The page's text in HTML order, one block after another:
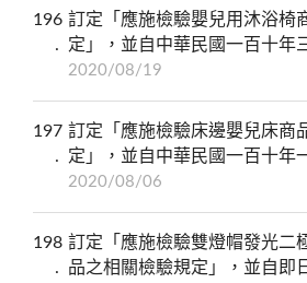
196 訂定「應施檢驗嬰兒用沐浴椅
定」，並自中華民國一百十年
2020/08/19
197 訂定「應施檢驗床邊嬰兒床商
定」，並自中華民國一百十年
2020/08/06
198 訂定「應施檢驗雙燈帽發光二
品之相關檢驗規定」，並自即